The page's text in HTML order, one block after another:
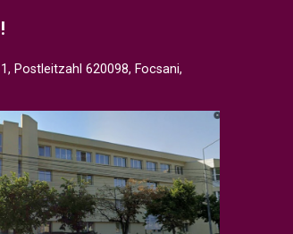
Postleitzahl 620098, Focsani,